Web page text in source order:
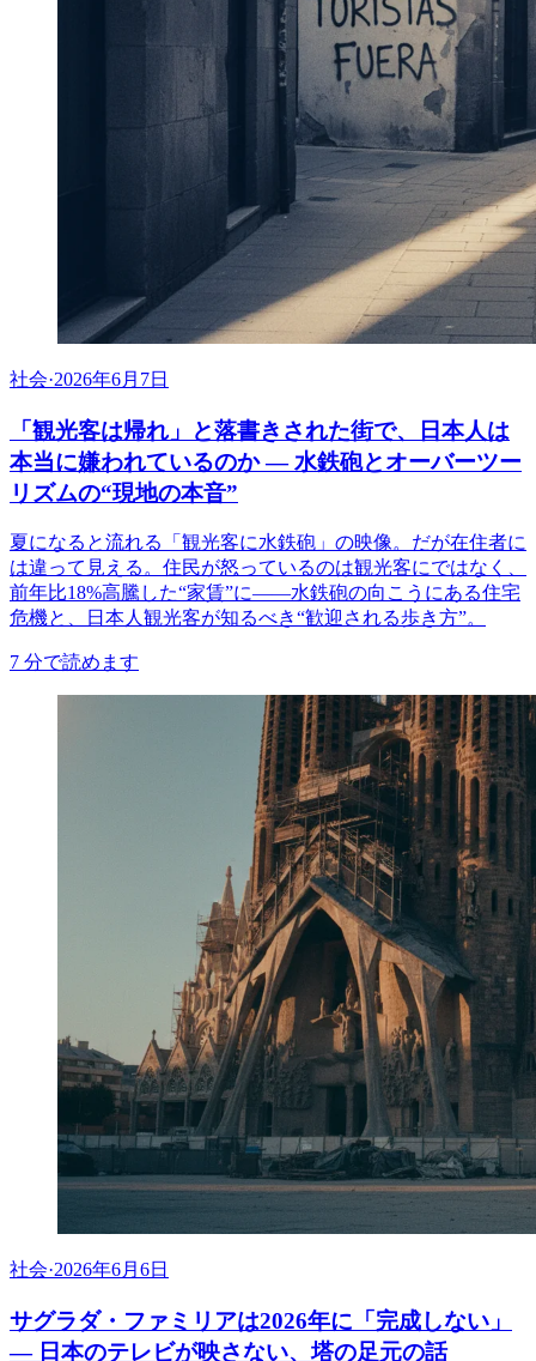
社会·2026年6月7日
「観光客は帰れ」と落書きされた街で、日本人は
本当に嫌われているのか — 水鉄砲とオーバーツー
リズムの“現地の本音”
夏になると流れる「観光客に水鉄砲」の映像。だが在住者に
は違って見える。住民が怒っているのは観光客にではなく、
前年比18%高騰した“家賃”に——水鉄砲の向こうにある住宅
危機と、日本人観光客が知るべき“歓迎される歩き方”。
7 分で読めます
社会·2026年6月6日
サグラダ・ファミリアは2026年に「完成しない」
— 日本のテレビが映さない、塔の足元の話